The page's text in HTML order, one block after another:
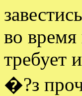
во время
требует
�?з